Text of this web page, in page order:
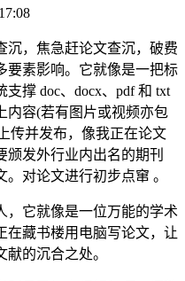
，焦急赶论文查沉，破费
要素影响。它就像是一把标
撑 doc、docx、pdf 和 txt
内容(若有图片或视频亦包
传并发布，像我正在论文
发外行业内出名的期刊
对论文进行初步点窜 。
它就像是一位万能的学术
在藏书楼用电脑写论文，让
的沉合之处。